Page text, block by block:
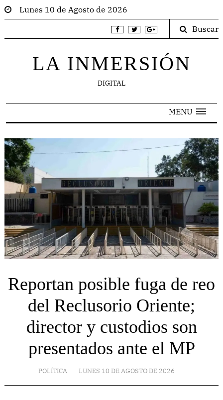
Lunes 10 de Agosto de 2026
Buscar
LA INMERSIÓN
DIGITAL
MENU
Reportan posible fuga de reo
del Reclusorio Oriente;
director y custodios son
presentados ante el MP
POLÍTICA LUNES 10 DE AGOSTO DE 2026